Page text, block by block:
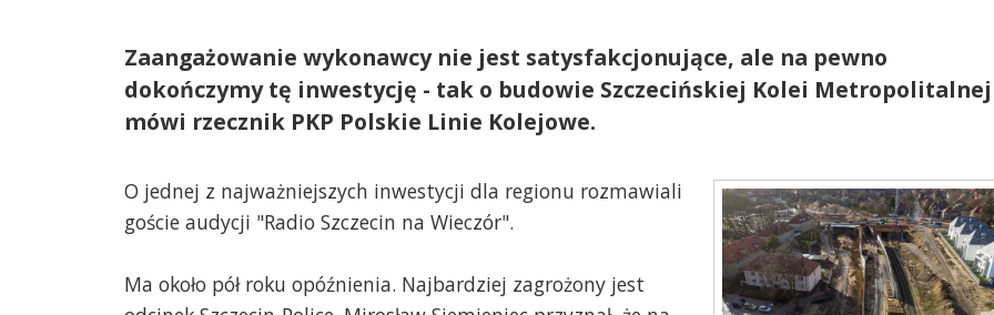
Zaangażowanie wykonawcy nie jest satysfakcjonujące, ale na pewno
dokończymy tę inwestycję - tak o budowie Szczecińskiej Kolei Metropolitalnej
mówi rzecznik PKP Polskie Linie Kolejowe.
O jednej z najważniejszych inwestycji dla regionu rozmawiali
goście audycji "Radio Szczecin na Wieczór".
Ma około pół roku opóźnienia. Najbardziej zagrożony jest